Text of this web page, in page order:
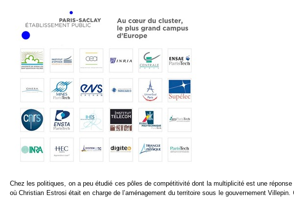
Chez les politiques, on a peu étudié ces pôles de compétitivité dont la multiplicité est une
où Christian Estrosi était en charge de l’aménagement du territoire sous le gouvernement